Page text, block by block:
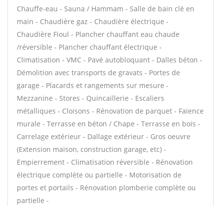
Chauffe-eau - Sauna / Hammam - Salle de bain clé en
main - Chaudière gaz - Chaudière électrique -
Chaudière Fioul - Plancher chauffant eau chaude
/réversible - Plancher chauffant électrique -
Climatisation - VMC - Pavé autobloquant - Dalles béton -
Démolition avec transports de gravats - Portes de
garage - Placards et rangements sur mesure -
Mezzanine - Stores - Quincaillerie - Escaliers
métalliques - Cloisons - Rénovation de parquet - Faïence
murale - Terrasse en béton / Chape - Terrasse en bois -
Carrelage extérieur - Dallage extérieur - Gros oeuvre
(Extension maison, construction garage, etc) -
Empierrement - Climatisation réversible - Rénovation
électrique complète ou partielle - Motorisation de
portes et portails - Rénovation plomberie complète ou
partielle -